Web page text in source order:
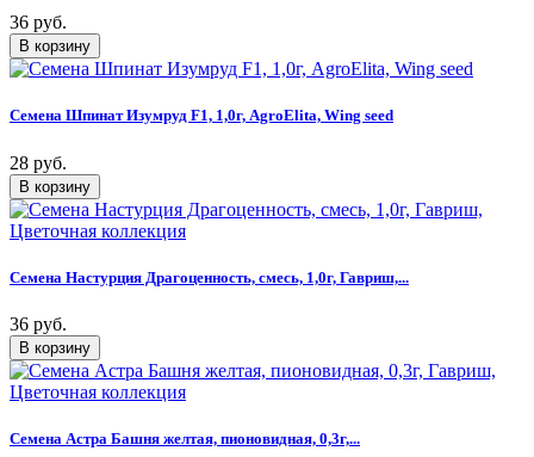
36 руб.
Семена Шпинат Изумруд F1, 1,0г, AgroElita, Wing seed
28 руб.
Семена Настурция Драгоценность, смесь, 1,0г, Гавриш,...
36 руб.
Семена Астра Башня желтая, пионовидная, 0,3г,...